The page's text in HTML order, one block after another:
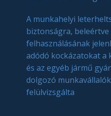
A munkahelyi
biztonságra,
felhasználásának
adódó kockázatokat a
és az egyéb jármű
dolgozó
felülvizsgálta